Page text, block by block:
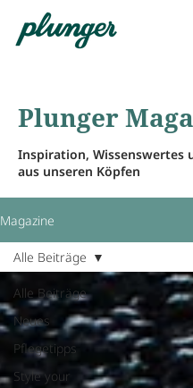
Plunger
Inspiration, Wissenswertes
aus unseren Köpfen
Magazine
Alle Beiträge
Neues
Pflegetipps
Style your
Alle Beiträge